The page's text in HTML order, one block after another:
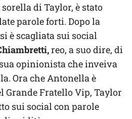
di Taylor, è stato
parole forti. Dopo la
è scagliata sui social
reo, a suo dire, di
opinionista che inveiva
Ora che Antonella è
Grande Fratello Vip, Taylor
sui social con parole